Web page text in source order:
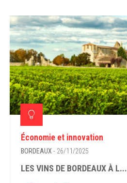
Économie et innovation
BORDEAUX - 26/11/2025
LES VINS DE BORDEAUX À L...